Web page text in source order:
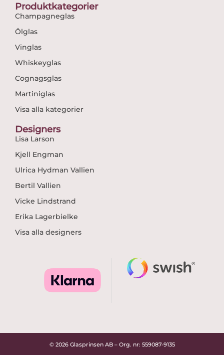
Produktkategorier
Champagneglas
Ölglas
Vinglas
Whiskeyglas
Cognagsglas
Martiniglas
Visa alla kategorier
Designers
Lisa Larson
Kjell Engman
Ulrica Hydman Vallien
Bertil Vallien
Vicke Lindstrand
Erika Lagerbielke
Visa alla designers
© 2026 Glasprinsen AB – Org. nr: 559087-9135